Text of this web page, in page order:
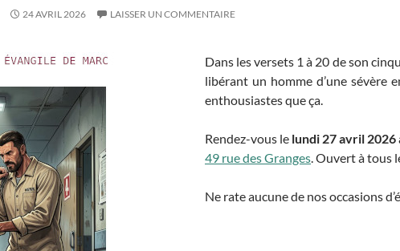
24 AVRIL 2026 LAISSER UN COMMENTAIRE
Dans les versets 1 à 20 de son
libérant un homme d’une sévère
enthousiastes que ça.
Rendez-vous le lundi 27 avril 2026
49 rue des Granges. Ouvert à tous
Ne rate aucune de nos occasions